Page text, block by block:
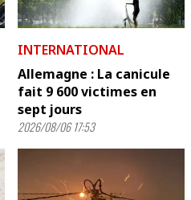
INTERNATIONAL
Allemagne : La canicule
fait 9 600 victimes en
sept jours
2026/08/06 17:53